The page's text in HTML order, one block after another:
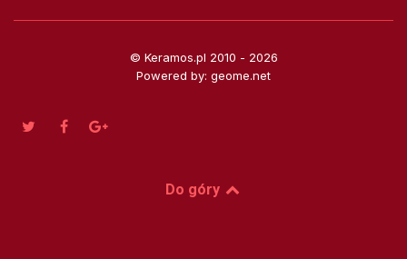
© Keramos.pl 2010 - 2026
Powered by: geome.net
Do góry